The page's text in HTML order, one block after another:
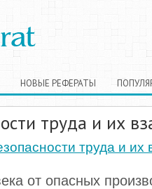
НОВЫЕ РЕФЕРАТЫ
труда и их
труда и их
от опасных